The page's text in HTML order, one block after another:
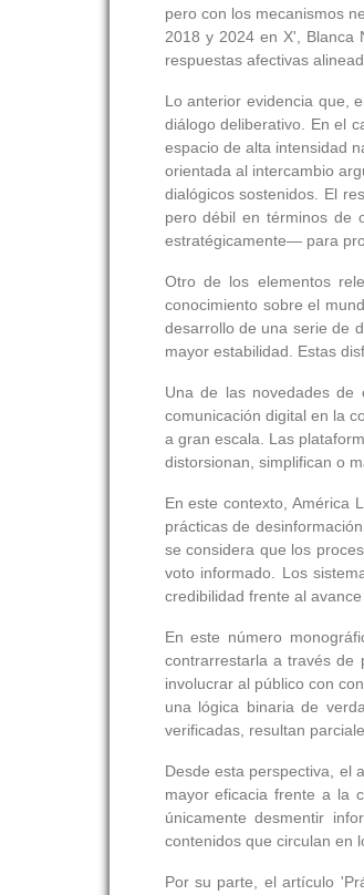
pero con los mecanismos
2018 y 2024 en X', Blanca
respuestas afectivas
Lo anterior evidencia que,
diálogo deliberativo. En el
espacio de alta intensidad
orientada al intercambio
dialógicos sostenidos. El
pero débil en términos de
estratégicamente— para
Otro de los elementos
conocimiento sobre el
desarrollo de una serie de
mayor estabilidad. Estas
Una de las novedades de
comunicación digital en la
a gran escala. Las
distorsionan, simplifican o
En este contexto, América
prácticas de
se considera que los
voto informado. Los
credibilidad frente al
En este número
contrarrestarla a través de
involucrar al público con
una lógica binaria de
verificadas, resultan
Desde esta perspectiva, el
mayor eficacia frente a la
únicamente desmentir
contenidos que circulan en
Por su parte, el artículo